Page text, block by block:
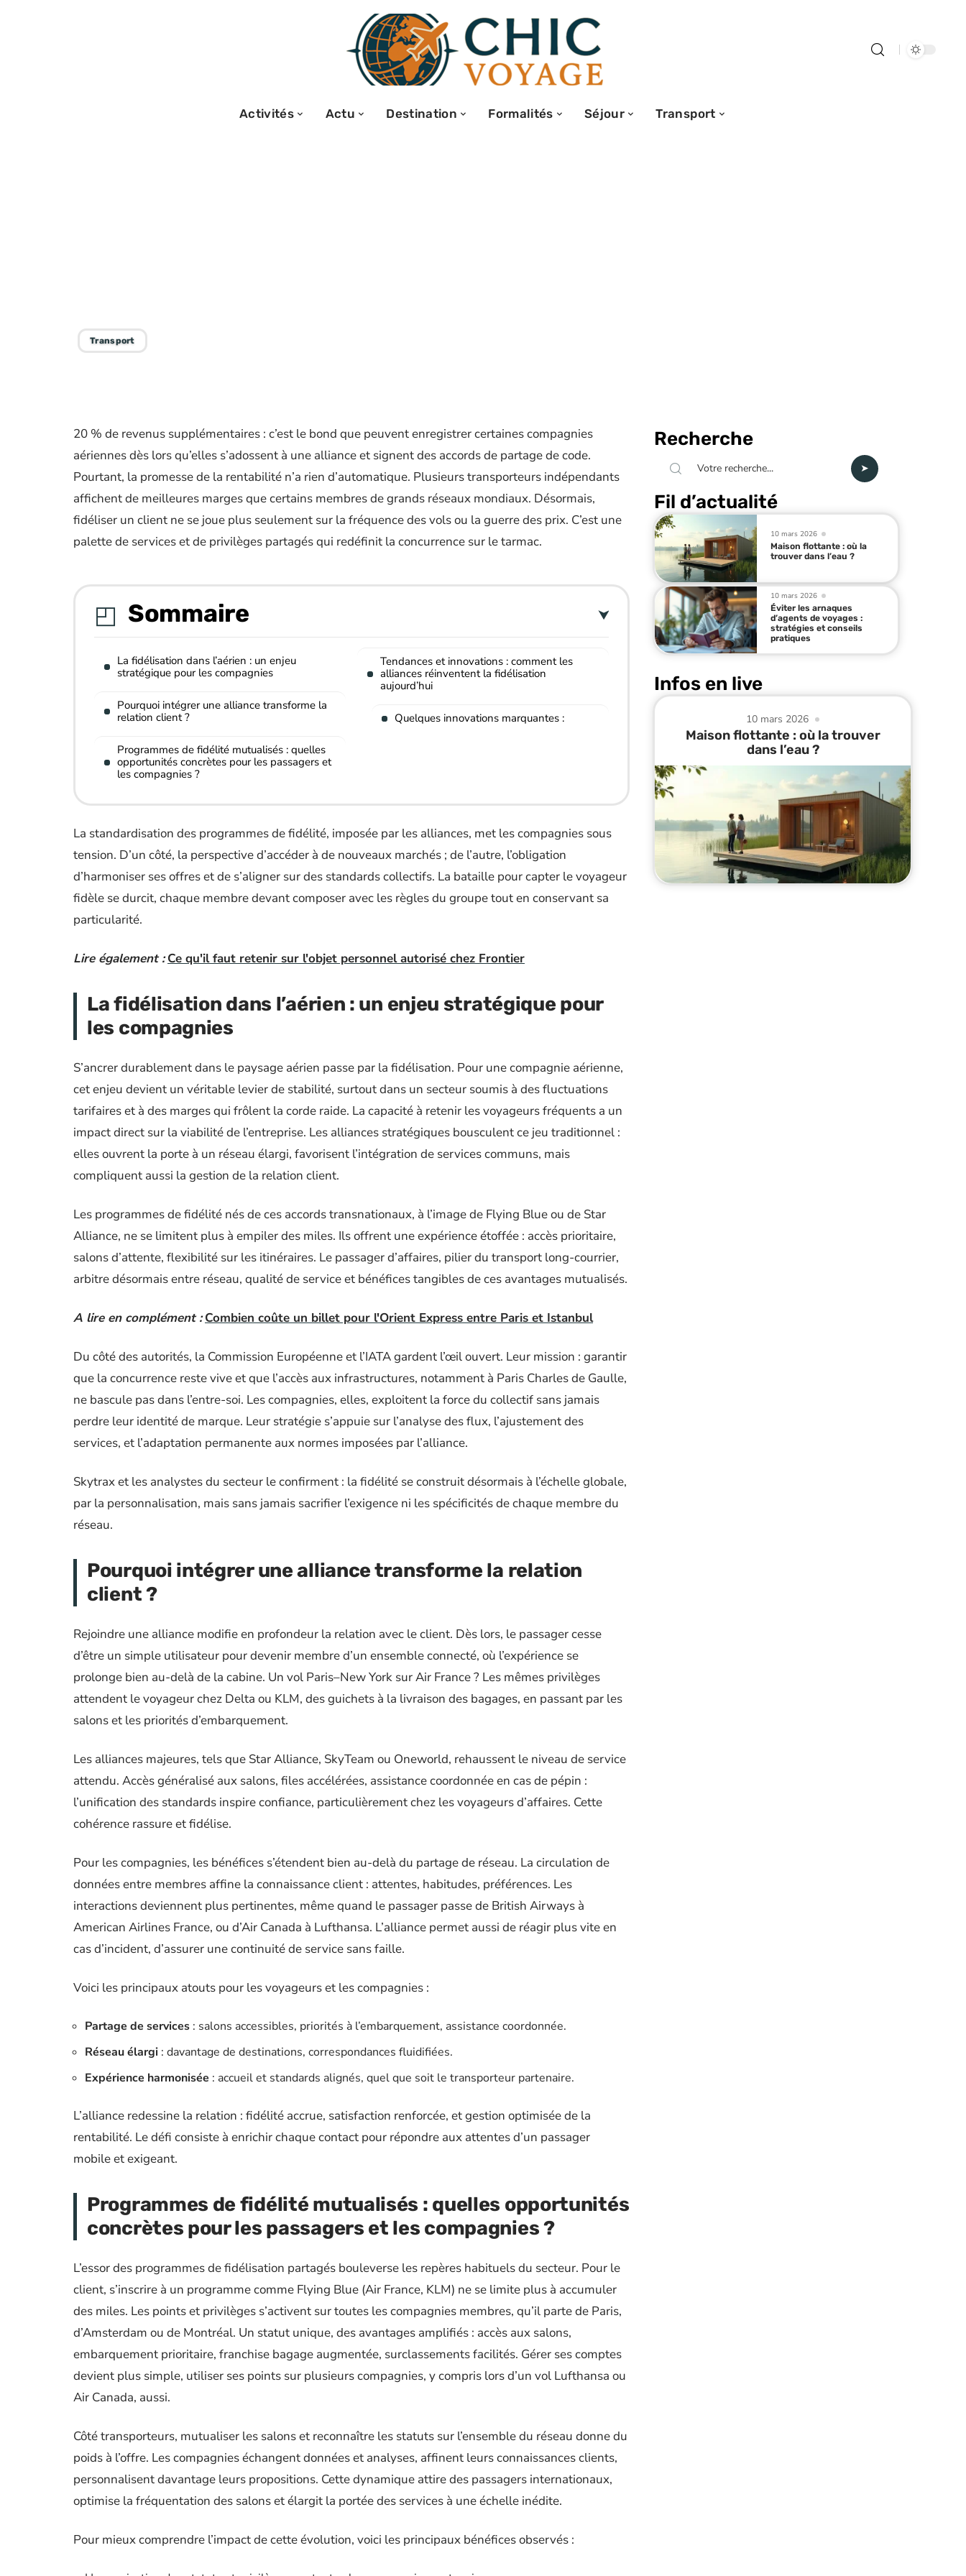
Activités Actu Destination Formalités Séjour Transport
Transport
20 % de revenus supplémentaires : c’est le bond que peuvent enregistrer certaines compagnies
aériennes dès lors qu’elles s’adossent à une alliance et signent des accords de partage de code.
Pourtant, la promesse de la rentabilité n’a rien d’automatique. Plusieurs transporteurs indépendants
affichent de meilleures marges que certains membres de grands réseaux mondiaux. Désormais,
fidéliser un client ne se joue plus seulement sur la fréquence des vols ou la guerre des prix. C’est une
palette de services et de privilèges partagés qui redéfinit la concurrence sur le tarmac.
Sommaire
La fidélisation dans l’aérien : un enjeu
stratégique pour les compagnies
Pourquoi intégrer une alliance transforme la
relation client ?
Programmes de fidélité mutualisés : quelles
opportunités concrètes pour les passagers et
les compagnies ?
Tendances et innovations : comment les
alliances réinventent la fidélisation
aujourd’hui
Quelques innovations marquantes :
La standardisation des programmes de fidélité, imposée par les alliances, met les compagnies sous
tension. D’un côté, la perspective d’accéder à de nouveaux marchés ; de l’autre, l’obligation
d’harmoniser ses offres et de s’aligner sur des standards collectifs. La bataille pour capter le voyageur
fidèle se durcit, chaque membre devant composer avec les règles du groupe tout en conservant sa
particularité.
Lire également : Ce qu'il faut retenir sur l'objet personnel autorisé chez Frontier
La fidélisation dans l’aérien : un enjeu stratégique pour
les compagnies
S’ancrer durablement dans le paysage aérien passe par la fidélisation. Pour une compagnie aérienne,
cet enjeu devient un véritable levier de stabilité, surtout dans un secteur soumis à des fluctuations
tarifaires et à des marges qui frôlent la corde raide. La capacité à retenir les voyageurs fréquents a un
impact direct sur la viabilité de l’entreprise. Les alliances stratégiques bousculent ce jeu traditionnel :
elles ouvrent la porte à un réseau élargi, favorisent l’intégration de services communs, mais
compliquent aussi la gestion de la relation client.
Les programmes de fidélité nés de ces accords transnationaux, à l’image de Flying Blue ou de Star
Alliance, ne se limitent plus à empiler des miles. Ils offrent une expérience étoffée : accès prioritaire,
salons d’attente, flexibilité sur les itinéraires. Le passager d’affaires, pilier du transport long-courrier,
arbitre désormais entre réseau, qualité de service et bénéfices tangibles de ces avantages mutualisés.
A lire en complément : Combien coûte un billet pour l'Orient Express entre Paris et Istanbul
Du côté des autorités, la Commission Européenne et l’IATA gardent l’œil ouvert. Leur mission : garantir
que la concurrence reste vive et que l’accès aux infrastructures, notamment à Paris Charles de Gaulle,
ne bascule pas dans l’entre-soi. Les compagnies, elles, exploitent la force du collectif sans jamais
perdre leur identité de marque. Leur stratégie s’appuie sur l’analyse des flux, l’ajustement des
services, et l’adaptation permanente aux normes imposées par l’alliance.
Skytrax et les analystes du secteur le confirment : la fidélité se construit désormais à l’échelle globale,
par la personnalisation, mais sans jamais sacrifier l’exigence ni les spécificités de chaque membre du
réseau.
Pourquoi intégrer une alliance transforme la relation
client ?
Rejoindre une alliance modifie en profondeur la relation avec le client. Dès lors, le passager cesse
d’être un simple utilisateur pour devenir membre d’un ensemble connecté, où l’expérience se
prolonge bien au-delà de la cabine. Un vol Paris–New York sur Air France ? Les mêmes privilèges
attendent le voyageur chez Delta ou KLM, des guichets à la livraison des bagages, en passant par les
salons et les priorités d’embarquement.
Les alliances majeures, tels que Star Alliance, SkyTeam ou Oneworld, rehaussent le niveau de service
attendu. Accès généralisé aux salons, files accélérées, assistance coordonnée en cas de pépin :
l’unification des standards inspire confiance, particulièrement chez les voyageurs d’affaires. Cette
cohérence rassure et fidélise.
Pour les compagnies, les bénéfices s’étendent bien au-delà du partage de réseau. La circulation de
données entre membres affine la connaissance client : attentes, habitudes, préférences. Les
interactions deviennent plus pertinentes, même quand le passager passe de British Airways à
American Airlines France, ou d’Air Canada à Lufthansa. L’alliance permet aussi de réagir plus vite en
cas d’incident, d’assurer une continuité de service sans faille.
Voici les principaux atouts pour les voyageurs et les compagnies :
Partage de services : salons accessibles, priorités à l’embarquement, assistance coordonnée.
Réseau élargi : davantage de destinations, correspondances fluidifiées.
Expérience harmonisée : accueil et standards alignés, quel que soit le transporteur partenaire.
L’alliance redessine la relation : fidélité accrue, satisfaction renforcée, et gestion optimisée de la
rentabilité. Le défi consiste à enrichir chaque contact pour répondre aux attentes d’un passager
mobile et exigeant.
Programmes de fidélité mutualisés : quelles opportunités
concrètes pour les passagers et les compagnies ?
L’essor des programmes de fidélisation partagés bouleverse les repères habituels du secteur. Pour le
client, s’inscrire à un programme comme Flying Blue (Air France, KLM) ne se limite plus à accumuler
des miles. Les points et privilèges s’activent sur toutes les compagnies membres, qu’il parte de Paris,
d’Amsterdam ou de Montréal. Un statut unique, des avantages amplifiés : accès aux salons,
embarquement prioritaire, franchise bagage augmentée, surclassements facilités. Gérer ses comptes
devient plus simple, utiliser ses points sur plusieurs compagnies, y compris lors d’un vol Lufthansa ou
Air Canada, aussi.
Côté transporteurs, mutualiser les salons et reconnaître les statuts sur l’ensemble du réseau donne du
poids à l’offre. Les compagnies échangent données et analyses, affinent leurs connaissances clients,
personnalisent davantage leurs propositions. Cette dynamique attire des passagers internationaux,
optimise la fréquentation des salons et élargit la portée des services à une échelle inédite.
Pour mieux comprendre l’impact de cette évolution, voici les principaux bénéfices observés :
Recherche
Fil d’actualité
10 mars 2026
Maison flottante : où la
trouver dans l’eau ?
10 mars 2026
Éviter les arnaques
d’agents de voyages :
stratégies et conseils
pratiques
Infos en live
10 mars 2026
Maison flottante : où la trouver
dans l’eau ?